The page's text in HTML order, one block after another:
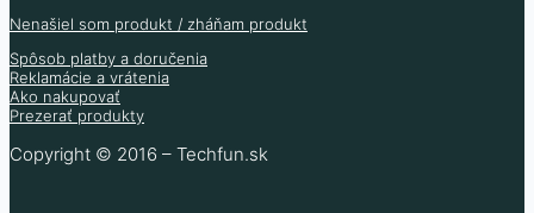
Nenašiel som produkt / zháňam produkt
Spôsob platby a doručenia
Reklamácie a vrátenia
Ako nakupovať
Prezerať produkty
Copyright © 2016 – Techfun.sk